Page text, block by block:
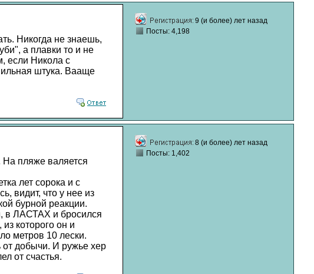
Никогда не знаешь,
а плавки то и не
если Никола с
штука. Вааще
9 (и более) лет назад
Посты: 4,198
На пляже валяется
лет сорока и с
видит, что у нее из
бурной реакции.
в ЛАСТАХ и бросился
которого он и
метров 10 лески.
от добычи. И ружье хер
от счастья.
8 (и более) лет назад
Посты: 1,402